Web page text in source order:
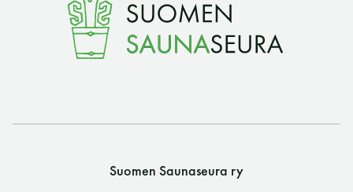
Suomen Saunaseura ry